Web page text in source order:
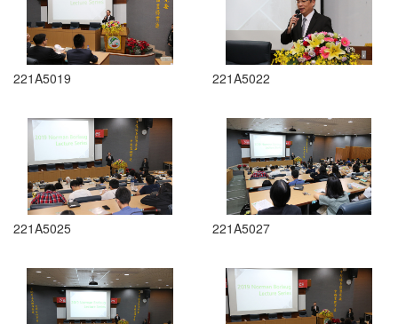
221A5019 221A5022
221A5025 221A5027